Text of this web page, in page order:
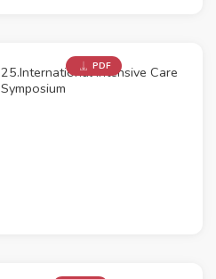
25.International Intensive Care
Symposium
PDF